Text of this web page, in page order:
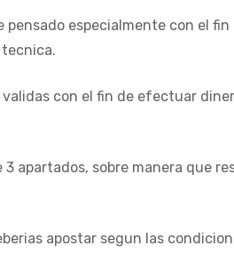
especialmente con el fin
con el fin de efectuar
apartados, sobre manera que
apostar segun las